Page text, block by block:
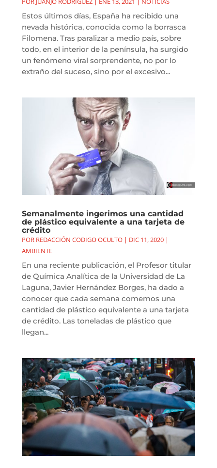
Estos últimos días, España ha recibido una
nevada histórica, conocida como la borrasca
Filomena. Tras paralizar a medio país, sobre
todo, en el interior de la península, ha surgido
un fenómeno viral sorprendente, no por lo
extraño del suceso, sino por el excesivo...
Semanalmente ingerimos una cantidad
de plástico equivalente a una tarjeta de
crédito
POR REDACCIÓN CODIGO OCULTO| DIC 11, 2020|
AMBIENTE
En una reciente publicación, el Profesor titular
de Química Analítica de la Universidad de La
Laguna, Javier Hernández Borges, ha dado a
conocer que cada semana comemos una
cantidad de plástico equivalente a una tarjeta
de crédito. Las toneladas de plástico que
llegan...